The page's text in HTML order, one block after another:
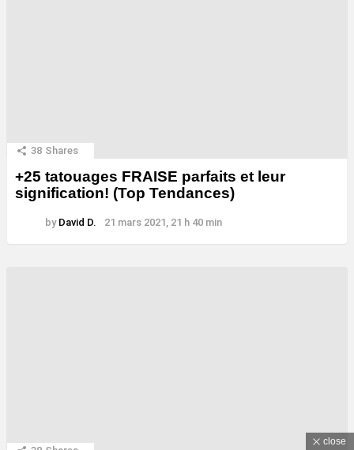
38 Shares
+25 tatouages ​​FRAISE parfaits et leur
signification! (Top Tendances)
by David D. 21 mars 2021, 21 h 40 min
close